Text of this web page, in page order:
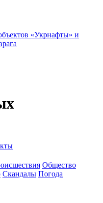
«Укрнафты» и
Общество
Скандалы Погода